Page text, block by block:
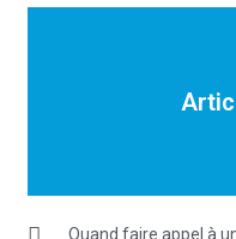
Quand faire appel à